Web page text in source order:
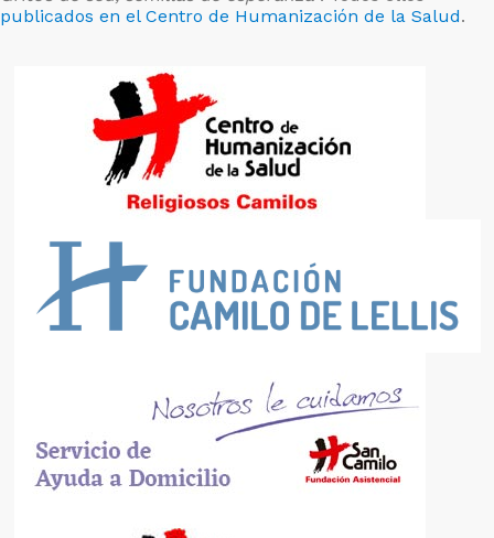
publicados en el Centro de Humanización de la Salud.